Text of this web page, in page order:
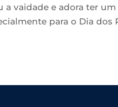
vaidade e adora ter
para o Dia dos